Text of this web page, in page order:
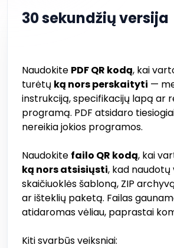
30 sekundžių versija
Naudokite PDF QR kodą, kai
turėtų ką nors perskaityti —
instrukciją, specifikacijų lapą ar
programą. PDF atsidaro
nereikia jokios programos.
Naudokite failo QR kodą, kai
ką nors atsisiųsti, kad naudotų
skaičiuoklės šabloną, ZIP
ar išteklių paketą. Failas
atidaromas vėliau, paprastai
Kiti svarbūs veiksniai: